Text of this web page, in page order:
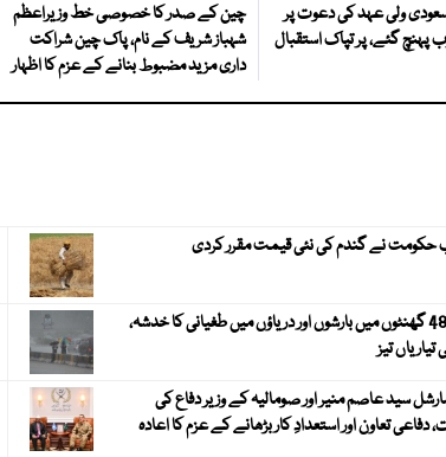
ولی عہد کی دعوت پر
گئے، پر تپاک استقبال
چین کے صدر کا خصوصی خط وزیراعظم
شہباز شریف کے نام، پاک چین شراکت
داری مزید مضبوط بنانے کے عزم کا اظہار
حکومت نے گندم کی نئی قیمت مقرر کردی
آئندہ 48 گھنٹوں میں بارشوں اور دریاؤں میں طغیانی کا خدشہ،
تیاریاں تیز
سید عاصم منیر اور صومالیہ کے وزیر دفاع کی
دفاعی تعاون اور استعدادِ کار بڑھانے کے عزم کا اعادہ